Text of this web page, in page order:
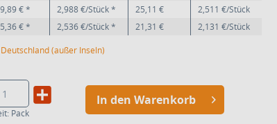
€ * 2,988 €/Stück * 25,11 €
2,511 €/Stück
€ * 2,536 €/Stück * 21,31 €
2,131 €/Stück
(außer Inseln)
Pack
In den Warenkorb